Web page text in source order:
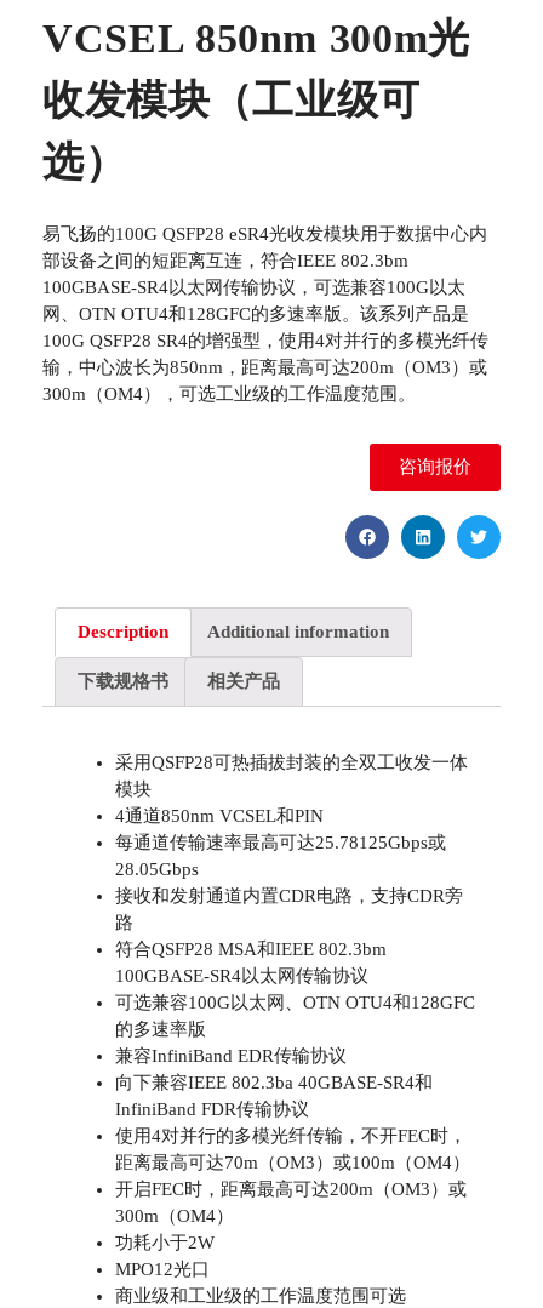
VCSEL 850nm 300m光
收发模块（工业级可
选）
易飞扬的100G QSFP28 eSR4光收发模块用于数据中心内
部设备之间的短距离互连，符合IEEE 802.3bm
100GBASE-SR4以太网传输协议，可选兼容100G以太
网、OTN OTU4和128GFC的多速率版。该系列产品是
100G QSFP28 SR4的增强型，使用4对并行的多模光纤传
输，中心波长为850nm，距离最高可达200m（OM3）或
300m（OM4），可选工业级的工作温度范围。
咨询报价
Description Additional information
下载规格书 相关产品
采用QSFP28可热插拔封装的全双工收发一体
模块
4通道850nm VCSEL和PIN
每通道传输速率最高可达25.78125Gbps或
28.05Gbps
接收和发射通道内置CDR电路，支持CDR旁
路
符合QSFP28 MSA和IEEE 802.3bm
100GBASE-SR4以太网传输协议
可选兼容100G以太网、OTN OTU4和128GFC
的多速率版
兼容InfiniBand EDR传输协议
向下兼容IEEE 802.3ba 40GBASE-SR4和
InfiniBand FDR传输协议
使用4对并行的多模光纤传输，不开FEC时，
距离最高可达70m（OM3）或100m（OM4）
开启FEC时，距离最高可达200m（OM3）或
300m（OM4）
功耗小于2W
MPO12光口
商业级和工业级的工作温度范围可选